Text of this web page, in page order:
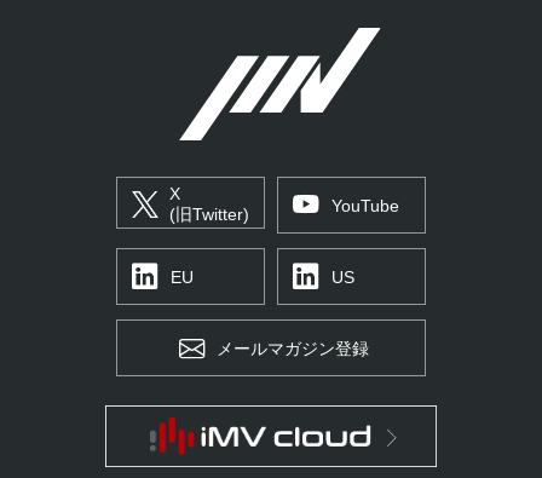
X
(旧Twitter)
YouTube
EU US
メールマガジン登録